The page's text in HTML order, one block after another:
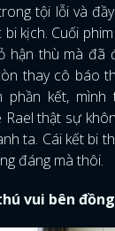
tội lỗi và
kịch. Cuối
hận thù mà đã
thay cô báo
phần kết, mình
thật sự
ta. Cái kết bi
đáng mà thôi.
vui bên